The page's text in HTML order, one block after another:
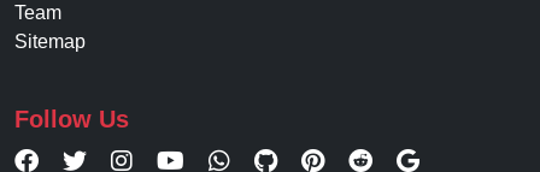
Team
Sitemap
Follow Us